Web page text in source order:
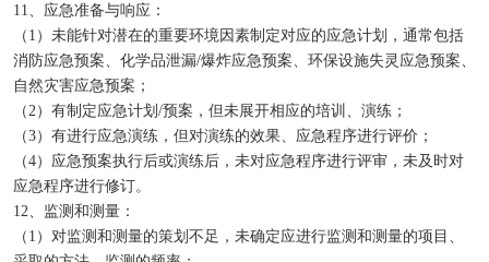
11、应急准备与响应：
（1）未能针对潜在的重要环境因素制定对应的应急计划，通常包括
消防应急预案、化学品泄漏/爆炸应急预案、环保设施失灵应急预案、
自然灾害应急预案；
（2）有制定应急计划/预案，但未展开相应的培训、演练；
（3）有进行应急演练，但对演练的效果、应急程序进行评价；
（4）应急预案执行后或演练后，未对应急程序进行评审，未及时对
应急程序进行修订。
12、监测和测量：
（1）对监测和测量的策划不足，未确定应进行监测和测量的项目、